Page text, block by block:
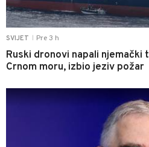
SVIJET Pre 3 h
Ruski dronovi napali njemački
Crnom moru, izbio jeziv požar